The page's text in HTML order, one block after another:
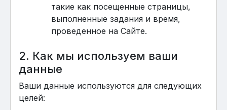
такие как посещенные страницы,
выполненные задания и время,
проведенное на Сайте.
2. Как мы используем ваши
данные
Ваши данные используются для следующих
целей: